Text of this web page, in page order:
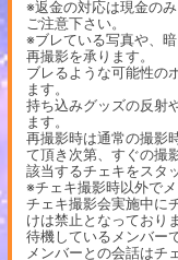
※返金の対応は現金の
ご注意下さい。
※ブレている写真や、
再撮影を承ります。
ブレるような可能性の
ます。
持ち込みグッズの反射
ます。
再撮影時は通常の撮影
て頂き次第、すぐの撮
該当するチェキをスタ
※チェキ撮影時以外で
チェキ撮影会実施中に
けは禁止となっており
待機しているメンバー
メンバーとの会話はチ